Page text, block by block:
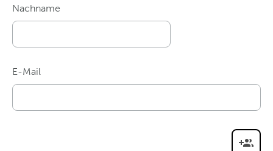
Nachname
E-Mail